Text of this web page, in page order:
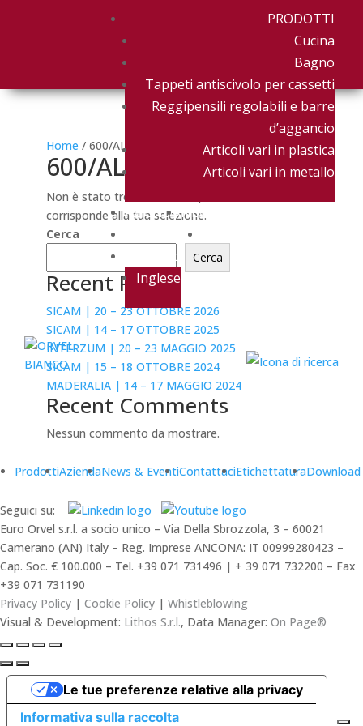
PRODOTTI
Cucina
Bagno
Tappeti antiscivolo per cassetti
Reggipensili regolabili e barre
d’aggancio
Articoli vari in plastica
Articoli vari in metallo
AZIENDANEWS & EVENTI
DOWNLOAD
Italiano
Inglese
Home / 600/AL/1013
600/AL/1013
Non è stato trovato nessun prodotto che
corrisponde alla tua selezione.
Cerca
Cerca
Recent Posts
SICAM | 20 – 23 OTTOBRE 2026
SICAM | 14 – 17 OTTOBRE 2025
INTERZUM | 20 – 23 MAGGIO 2025
SICAM | 15 – 18 OTTOBRE 2024
MADERALIA | 14 – 17 MAGGIO 2024
Recent Comments
Nessun commento da mostrare.
ProdottiAziendaNews & EventiContattaciEtichettaturaDownload
Seguici su:
Euro Orvel s.r.l. a socio unico – Via Della Sbrozzola, 3 – 60021
Camerano (AN) Italy – Reg. Imprese ANCONA: IT 00999280423 –
Cap. Soc. € 100.000 – Tel. +39 071 731496 | + 39 071 732200 – Fax
+39 071 731190
Privacy Policy | Cookie Policy | Whistleblowing
Visual & Development: Lithos S.r.l., Data Manager: On Page®
Informativa sulla raccolta
Le tue preferenze relative alla privacy